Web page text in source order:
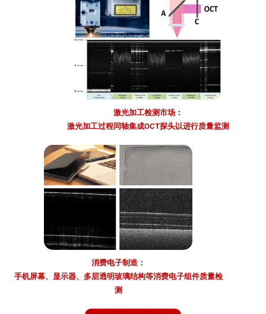
激光加工检测市场：
激光加工过程同轴集成OCT探头以进行质量监测
消费电子制造：
手机屏幕、显示器、多层透明玻璃结构等消费电子组件质量检
测